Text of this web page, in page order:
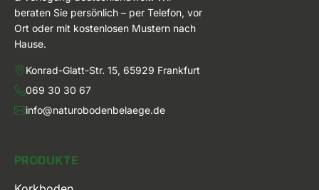
beraten Sie persönlich – per Telefon, vor
Ort oder mit kostenlosen Mustern nach
Hause.
Konrad-Glatt-Str. 15, 65929 Frankfurt
069 30 30 67
info@naturobodenbelaege.de
PRODUKTE